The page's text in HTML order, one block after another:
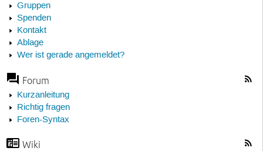
Gruppen
Spenden
Kontakt
Ablage
Wer ist gerade angemeldet?
Forum
Kurzanleitung
Richtig fragen
Foren-Syntax
Wiki